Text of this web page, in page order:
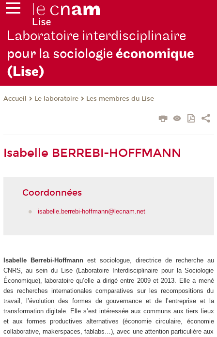
Laboratoire interdisciplinaire
pour la sociologieéconomique
(Lise)
Accueil Le laboratoire Les membres du Lise
Isabelle BERREBI-HOFFMANN
Coordonnées
isabelle.berrebi-hoffmann@lecnam.net
Isabelle Berrebi-Hoffmann est sociologue, directrice de recherche au
CNRS, au sein du Lise (Laboratoire Interdisciplinaire pour la Sociologie
Économique), laboratoire qu’elle a dirigé entre 2009 et 2013. Elle a mené
des recherches internationales comparatives sur les recompositions du
travail, l’évolution des formes de gouvernance et de l’entreprise et la
transformation digitale. Elle s’est intéressée aux communs aux tiers lieux
et aux formes productives alternatives (économie circulaire, économie
collaborative, makerspaces, fablabs…), avec une attention particulière aux